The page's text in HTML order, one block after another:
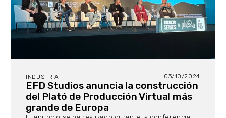
INDUSTRIA 03/10/2024
EFD Studios anuncia la construcción
del Plató de Producción Virtual más
grande de Europa